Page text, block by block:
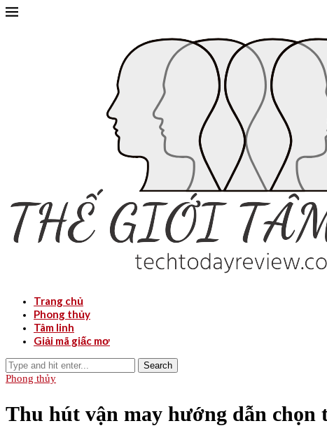
Trang chủ
Phong thủy
Tâm linh
Giải mã giấc mơ
Search
Phong thủy
Thu hút vận may hướng dẫn chọn